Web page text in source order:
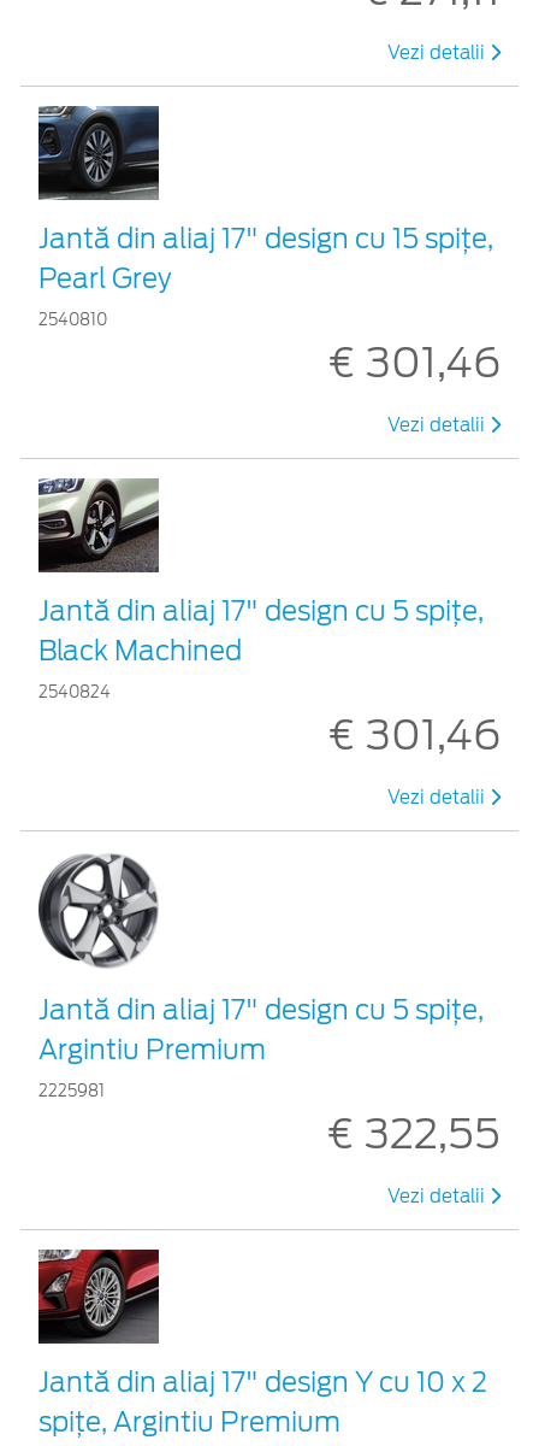
Vezi detalii
Jantă din aliaj 17" design cu 15 spițe,
Pearl Grey
2540810
€ 301,46
Vezi detalii
Jantă din aliaj 17" design cu 5 spiţe,
Black Machined
2540824
€ 301,46
Vezi detalii
Jantă din aliaj 17" design cu 5 spițe,
Argintiu Premium
2225981
€ 322,55
Vezi detalii
Jantă din aliaj 17" design Y cu 10 x 2
spițe, Argintiu Premium